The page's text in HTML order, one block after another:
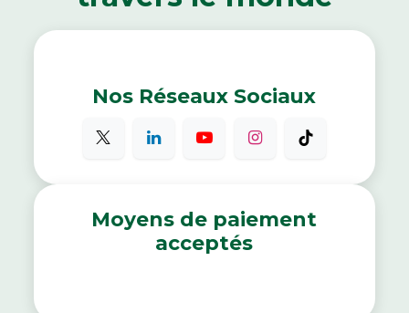
Moyens de paiement
acceptés
Nos Réseaux Sociaux